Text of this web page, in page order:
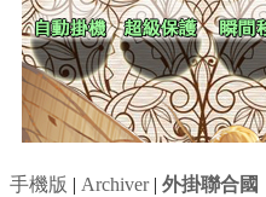
手機版 | Archiver| 外掛聯合國